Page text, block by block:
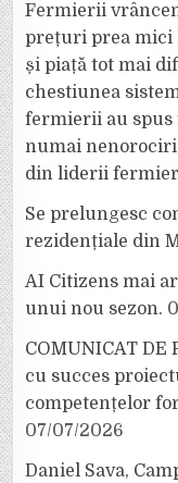
Fermierii
prețuri prea mici
și piață tot mai
chestiunea
fermierii au spus
numai
din liderii
Se prelungesc
rezidențiale din
AI Citizens mai
unui nou sezon.
COMUNICAT DE
cu succes
competențelor
07/07/2026
Daniel Sava,